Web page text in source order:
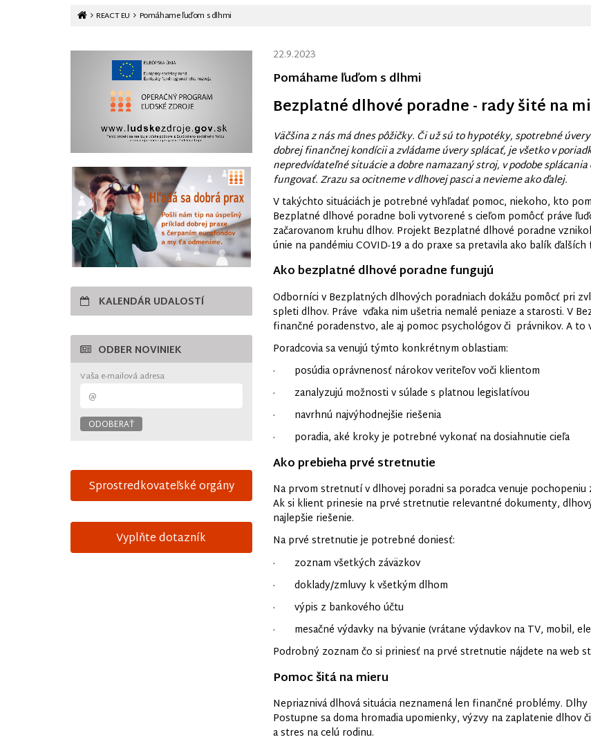
REACT EU Pomáhame ľuďom s dlhmi
22.9.2023
Pomáhame ľuďom s dlhmi
Bezplatné dlhové poradne - rady šité na
Väčšina z nás má dnes pôžičky. Či už sú to hypotéky, spotrebné
dobrej finančnej kondícii a zvládame úvery splácať, je všetko v
nepredvídateľné situácie a dobre namazaný stroj, v podobe
fungovať. Zrazu sa ocitneme v dlhovej pasci a nevieme ako ďalej.
V takýchto situáciách je potrebné vyhľadať pomoc, niekoho, kto
Bezplatné dlhové poradne boli vytvorené s cieľom pomôcť práve
začarovanom kruhu dlhov. Projekt Bezplatné dlhové poradne
únie na pandémiu COVID-19 a do praxe sa pretavila ako balík
Ako bezplatné dlhové poradne fungujú
Odborníci v Bezplatných dlhových poradniach dokážu pomôcť pri
spleti dlhov. Práve vďaka nim ušetria nemalé peniaze a starosti. V
finančné poradenstvo, ale aj pomoc psychológov či právnikov. A
Poradcovia sa venujú týmto konkrétnym oblastiam:
· posúdia oprávnenosť nárokov veriteľov voči klientom
· zanalyzujú možnosti v súlade s platnou legislatívou
· navrhnú najvýhodnejšie riešenia
· poradia, aké kroky je potrebné vykonať na dosiahnutie cieľa
Ako prebieha prvé stretnutie
Na prvom stretnutí v dlhovej poradni sa poradca venuje
Ak si klient prinesie na prvé stretnutie relevantné dokumenty,
najlepšie riešenie.
Na prvé stretnutie je potrebné doniesť:
· zoznam všetkých záväzkov
· doklady/zmluvy k všetkým dlhom
· výpis z bankového účtu
· mesačné výdavky na bývanie (vrátane výdavkov na TV, mobil,
Podrobný zoznam čo si priniesť na prvé stretnutie nájdete na web
Pomoc šitá na mieru
Nepriaznivá dlhová situácia neznamená len finančné problémy.
Postupne sa doma hromadia upomienky, výzvy na zaplatenie
a stres na celú rodinu.
KALENDÁR UDALOSTÍ
ODBER NOVINIEK
Vaša e-mailová adresa
Sprostredkovateľské orgány
Vyplňte dotazník